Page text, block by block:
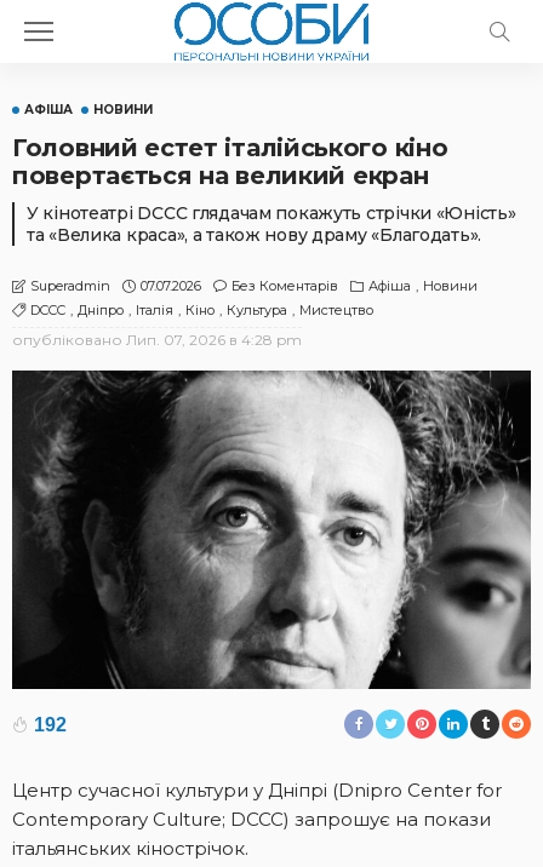
АФІША НОВИНИ
Головний естет італійського кіно
повертається на великий екран
У кінотеатрі DCCC глядачам покажуть стрічки «Юність»
та «Велика краса», а також нову драму «Благодать».
Superadmin 07.07.2026 Без Коментарів Афіша
Новини
DCCC
Дніпро Італія Кіно Культура Мистецтво
опубліковано Лип. 07, 2026 в 4:28 pm
192
Центр сучасної культури у Дніпрі (Dnipro Center for
Contemporary Culture; DCCC) запрошує на покази
італьянських кінострічок.